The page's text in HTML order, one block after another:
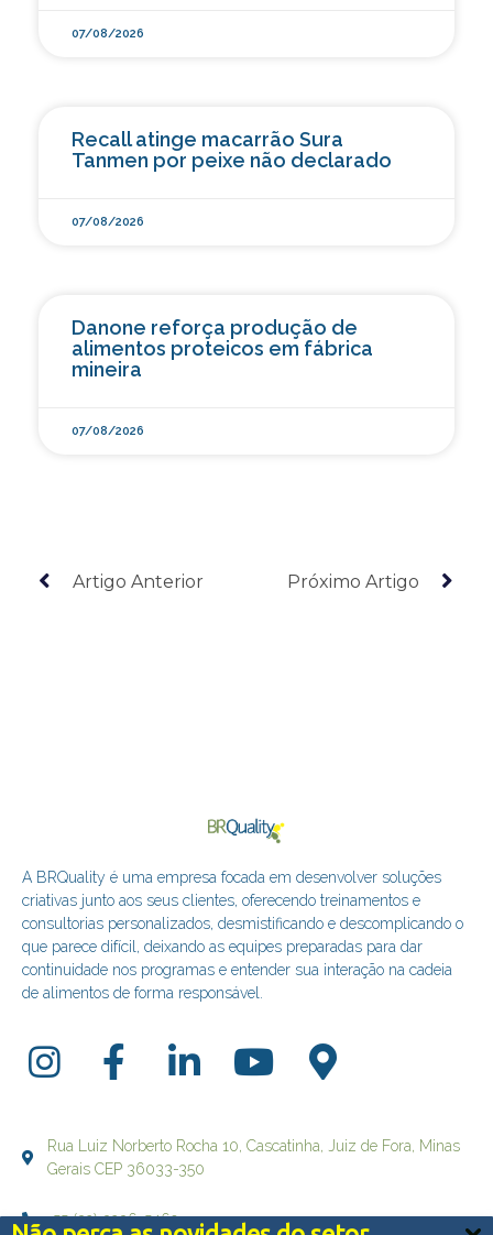
07/08/2026
Recall atinge macarrão Sura
Tanmen por peixe não declarado
07/08/2026
Danone reforça produção de
alimentos proteicos em fábrica
mineira
07/08/2026
Artigo Anterior Próximo Artigo
A BRQuality é uma empresa focada em desenvolver soluções
criativas junto aos seus clientes, oferecendo treinamentos e
consultorias personalizados, desmistificando e descomplicando o
que parece difícil, deixando as equipes preparadas para dar
continuidade nos programas e entender sua interação na cadeia
de alimentos de forma responsável.
Rua Luiz Norberto Rocha 10, Cascatinha, Juiz de Fora, Minas
Gerais CEP 36033-350
+55 (32) 3236-5469